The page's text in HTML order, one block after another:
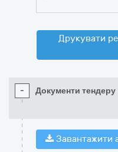
Друкувати
- Документи тендеру
Завантажити